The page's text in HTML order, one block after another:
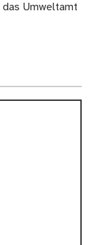
das Umweltamt